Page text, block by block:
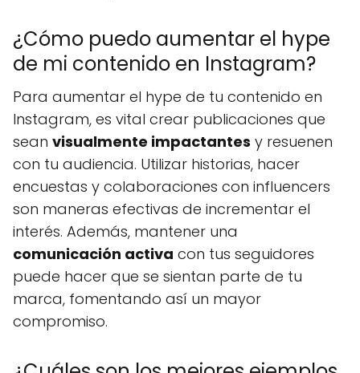
¿Cómo puedo aumentar el hype
de mi contenido en Instagram?
Para aumentar el hype de tu contenido en
Instagram, es vital crear publicaciones que
sean visualmente impactantes y resuenen
con tu audiencia. Utilizar historias, hacer
encuestas y colaboraciones con influencers
son maneras efectivas de incrementar el
interés. Además, mantener una
comunicación activa con tus seguidores
puede hacer que se sientan parte de tu
marca, fomentando así un mayor
compromiso.